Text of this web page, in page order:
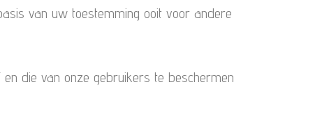
van uw toestemming ooit voor andere
die van onze gebruikers te beschermen